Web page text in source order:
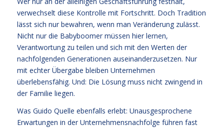
verwechselt diese Kontrolle mit Fortschritt. Doch Tradition
lässt sich nur bewahren, wenn man Veränderung zulässt.
Nicht nur die Babyboomer müssen hier lernen,
Verantwortung zu teilen und sich mit den Werten der
nachfolgenden Generationen auseinanderzusetzen. Nur
mit echter Übergabe bleiben Unternehmen
überlebensfähig. Und: Die Lösung muss nicht zwingend in
der Familie liegen.
Was Guido Quelle ebenfalls erlebt: Unausgesprochene
Erwartungen in der Unternehmensnachfolge führen fast